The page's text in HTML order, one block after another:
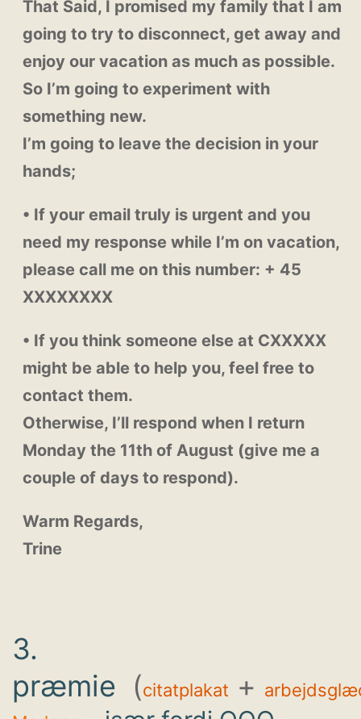
That Said, I promised my family that I am
going to try to disconnect, get away and
enjoy our vacation as much as possible.
So I’m going to experiment with
something new.
I’m going to leave the decision in your
hands;
• If your email truly is urgent and you
need my response while I’m on vacation,
please call me on this number: + 45
XXXXXXXX
• If you think someone else at CXXXXX
might be able to help you, feel free to
contact them.
Otherwise, I’ll respond when I return
Monday the 11th of August (give me a
couple of days to respond).
Warm Regards,
Trine
3.
præmie (citatplakat +